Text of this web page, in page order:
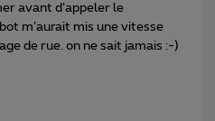
avant d’appeler le
m’aurait mis une vitesse
de rue. on ne sait jamais :-)